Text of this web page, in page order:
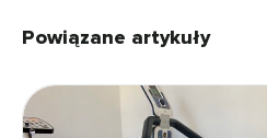
Powiązane artykuły